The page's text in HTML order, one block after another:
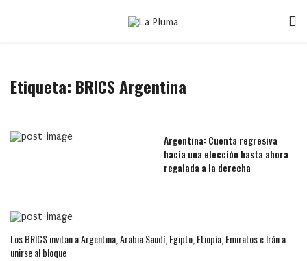
Etiqueta: BRICS Argentina
Argentina: Cuenta regresiva
hacia una elección hasta ahora
regalada a la derecha
Los BRICS invitan a Argentina, Arabia Saudí, Egipto, Etiopía, Emiratos e Irán a
unirse al bloque